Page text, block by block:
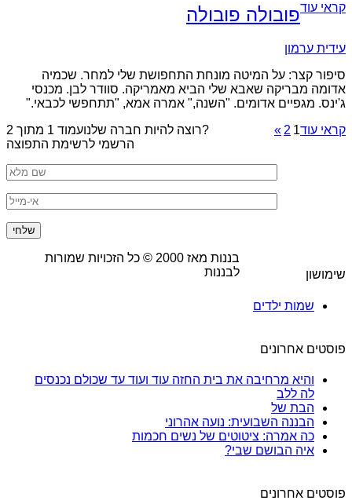
קראי עודפובולה פובולה
עידית ערמון
סיפור קצר: על המיטה מונחת התחפושת שלי למחר. שכמיה
אדומה מבריקה שאבא שלי הביא מאמריקה. סוודר לבן. מכנסי
ג'ינס. מגפיים אדומים. "השנה," אמרה אמא, "תתחפשי לכבאי."
קראי עוד
עמוד 1 מתוך 2 1
2
»
רוצה להיות חברה שלנו?
הרשמי לרשימת התפוצה
שימושון
שמות ילדים
פוסטים אחרונים
והיא מרחיבה את בית החזה עוד ועוד עד שכולם נכנסים
לה ללב
הבת של
הבננה השבועית: נועה אהרוני
כה אמרה: ציטוטים של נשים חכמות
איה הבושם שבי?
פוסטים אחרונים
בננות מאז2000 © כל הזכויות שמורות
לבננות